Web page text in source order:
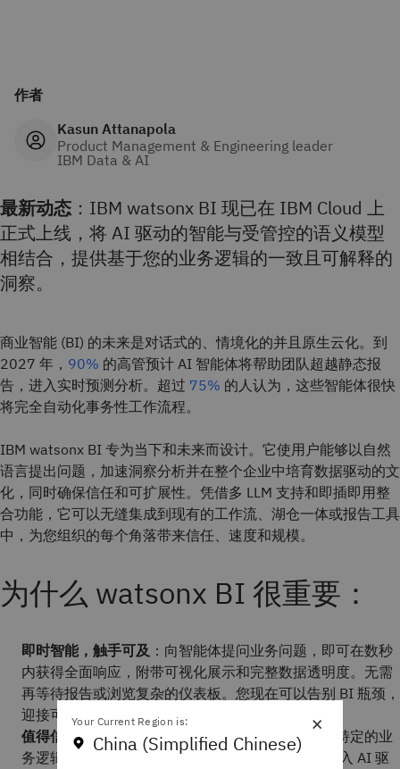
作者
Kasun Attanapola
Product Management & Engineering leader
IBM Data & AI
最新动态 ：IBM watsonx BI 现已在 IBM Cloud 上
正式上线，将 AI 驱动的智能与受管控的语义模型
相结合，提供基于您的业务逻辑的一致且可解释的
洞察。
商业智能 (BI) 的未来是对话式的、情境化的并且原生云化。到
2027 年， 90% 的高管预计 AI 智能体将帮助团队超越静态报
告，进入实时预测分析。超过 75% 的人认为，这些智能体很快
将完全自动化事务性工作流程。
IBM watsonx BI 专为当下和未来而设计。它使用户能够以自然
语言提出问题，加速洞察分析并在整个企业中培育数据驱动的文
化，同时确保信任和可扩展性。凭借多 LLM 支持和即插即用整
合功能，它可以无缝集成到现有的工作流、湖仓一体或报告工具
中，为您组织的每个角落带来信任、速度和规模。
为什么 watsonx BI 很重要：
即时智能，触手可及 ：向智能体提问业务问题，即可在数秒
内获得全面响应，附带可视化展示和完整数据透明度。无需
再等待报告或浏览复杂的仪表板。您现在可以告别 BI 瓶颈，
迎接可操作且可解释智能的新标准。
值得信赖的真实数据：借助业务洞察智能体，将您特定的业
务逻辑—定义、计算和关键绩效指标 (KPI)，直接嵌入 AI 驱
×
Your Current Region is:
China (Simplified Chinese)